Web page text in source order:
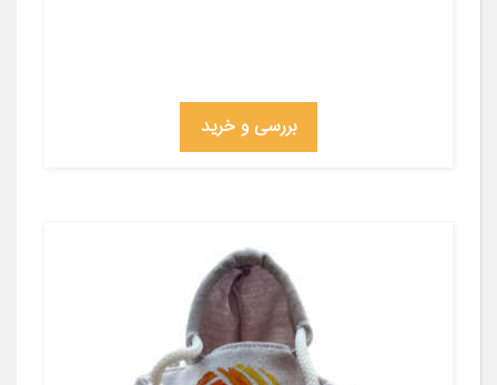
بررسی و خرید